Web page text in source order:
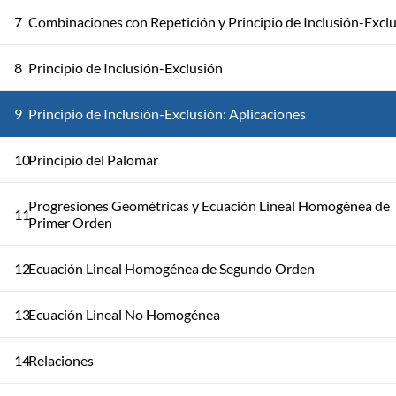
7 Combinaciones con Repetición y Principio de Inclusión-
8 Principio de Inclusión-Exclusión
9 Principio de Inclusión-Exclusión: Aplicaciones
10Principio del Palomar
11Progresiones Geométricas y Ecuación Lineal Homogénea de
Primer Orden
12Ecuación Lineal Homogénea de Segundo Orden
13Ecuación Lineal No Homogénea
14Relaciones